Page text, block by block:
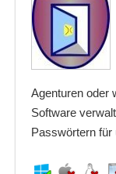
Agenturen oder
Software
Passwörtern für